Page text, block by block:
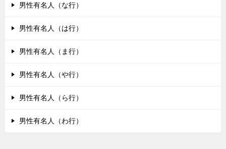
男性有名人（な行）
男性有名人（は行）
男性有名人（ま行）
男性有名人（や行）
男性有名人（ら行）
男性有名人（わ行）